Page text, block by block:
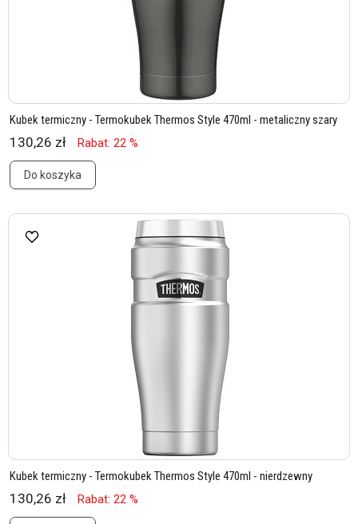
Kubek termiczny - Termokubek Thermos Style 470ml - metaliczny szary
130,26 zł Rabat: 22 %
Do koszyka
Kubek termiczny - Termokubek Thermos Style 470ml - nierdzewny
130,26 zł Rabat: 22 %